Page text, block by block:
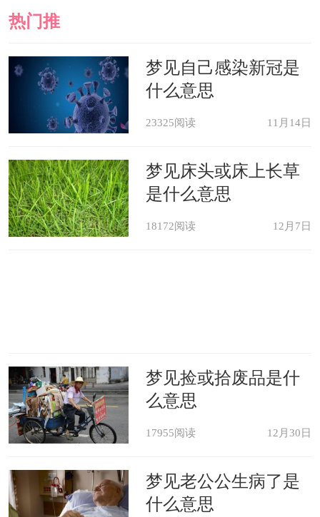
情愉快，表示你们俩的感情和睦，是一
梦见仇人在贮水池里洗澡，表示可
能会上当受骗。
心理学解梦
梦境解说：梦中见到停留某种洗
心理分析：你在梦中见到有人洗
澡，表示你愿意对那个人悉心关怀，或
者与他建立更为深层次的密切联系。
精神象征：在城市或公开浴室中洗
热门推
荐
梦见自己感染新冠是
什么意思
23325阅读 11月14日
梦见床头或床上长草
是什么意思
18172阅读 12月7日
梦见捡或拾废品是什
么意思
17955阅读 12月30日
梦见老公公生病了是
什么意思